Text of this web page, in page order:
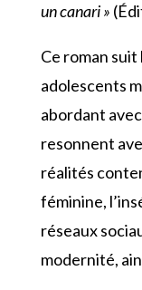
un canari »
Ce roman
adolescents
abordant
resonnent
réalités
féminine,
réseaux
modernité,